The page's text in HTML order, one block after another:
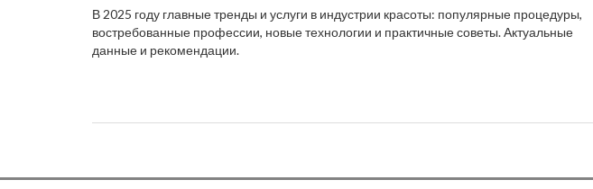
В 2025 году главные тренды и услуги в индустрии красоты: популярные процедуры,
востребованные профессии, новые технологии и практичные советы. Актуальные
данные и рекомендации.